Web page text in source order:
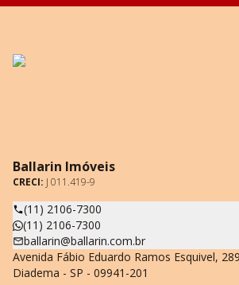
Ballarin Imóveis
CRECI: J 011.419-9
(11) 2106-7300
(11) 2106-7300
ballarin@ballarin.com.br
Avenida Fábio Eduardo Ramos Esquivel,
Diadema - SP - 09941-201